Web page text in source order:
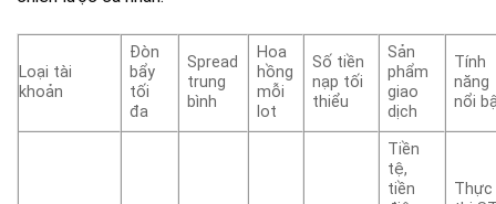
Loại tài
khoản
Đòn
bẩy
tối
đa
Spread
trung
bình
Hoa
hồng
mỗi
lot
Số tiền
nạp tối
thiểu
Sản
phẩm
giao
dịch
Tính
năng
nổi
Tiền
tệ,
tiền
Thực